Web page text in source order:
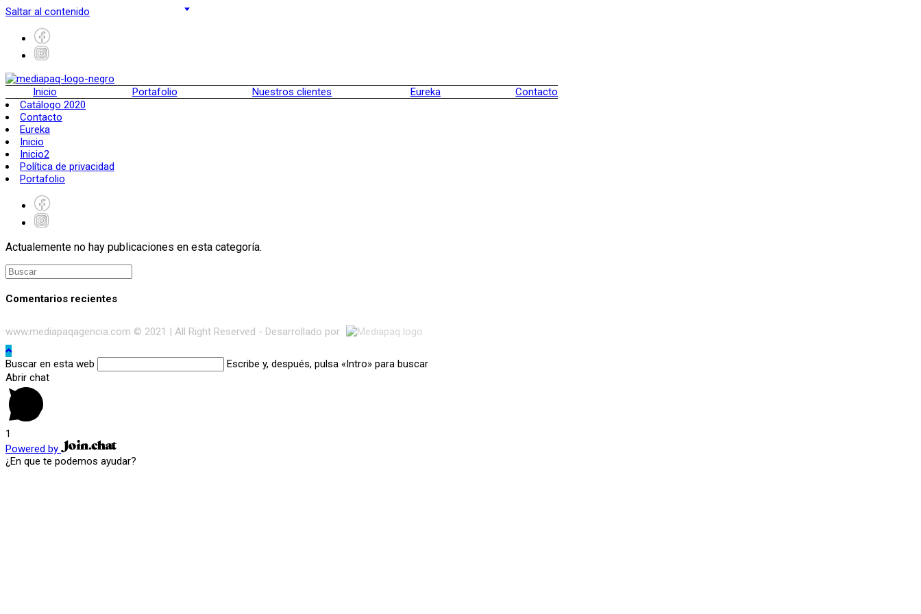
Saltar al contenido
Inicio Portafolio Nuestros clientes Eureka
Contacto
Catálogo 2020
Contacto
Eureka
Inicio
Inicio2
Política de privacidad
Portafolio
Actualemente no hay publicaciones en esta categoría.
Comentarios recientes
www.mediapaqagencia.com © 2021 | All Right Reserved - Desarrollado por
Buscar en esta web
Escribe y, después, pulsa «Intro» para buscar
Abrir chat
1
Powered by
¿En que te podemos ayudar?